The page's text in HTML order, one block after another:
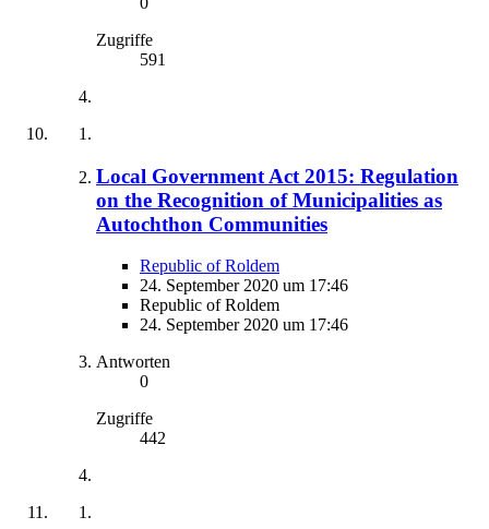
Zugriffe
591
Local Government Act 2015: Regulation
on the Recognition of Municipalities as
Autochthon Communities
Republic of Roldem
24. September 2020 um 17:46
Republic of Roldem
24. September 2020 um 17:46
Antworten
0
Zugriffe
442